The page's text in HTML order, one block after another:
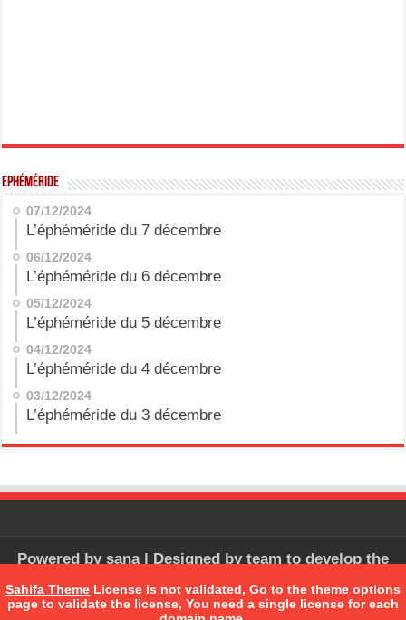
Ephéméride
07/12/2024
L’éphéméride du 7 décembre
06/12/2024
L’éphéméride du 6 décembre
05/12/2024
L’éphéméride du 5 décembre
04/12/2024
L’éphéméride du 4 décembre
03/12/2024
L’éphéméride du 3 décembre
Powered by sana| Designed by team to develop the
Sahifa Theme License is not validated, Go to the theme options
page to validate the license, You need a single license for each